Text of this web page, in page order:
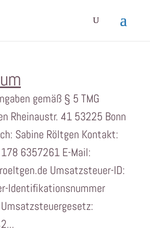
gemäß § 5 TMG
Rheinaustr. 41 53225 Bonn
Sabine Röltgen Kontakt:
6357261 E-Mail:
Umsatzsteuer-ID:
Identifikationsnummer